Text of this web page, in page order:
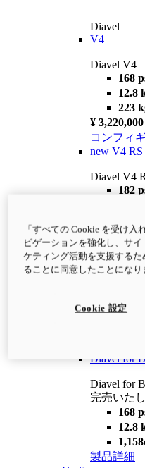
Diavel
V4
Diavel V4
168
12.8
223
¥
コンフィ
new V4 RS
Diavel V4
182
¥4,400,000
コンフィ
newV4 RS
12.2
Diavel for
Diavel for
完売いた
168
12.8
製品詳細
「すべての Cookie を受け
ビゲーションを強化し、サ
ケティング活動を支援する
ることに同意したことになり
Cookie 設定